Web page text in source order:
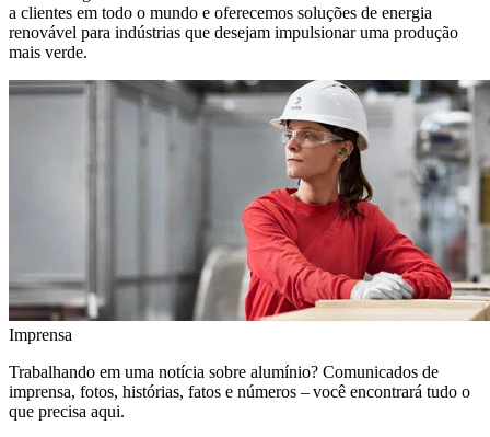
a clientes em todo o mundo e oferecemos soluções de energia
renovável para indústrias que desejam impulsionar uma produção
mais verde.
Imprensa
Trabalhando em uma notícia sobre alumínio? Comunicados de
imprensa, fotos, histórias, fatos e números – você encontrará tudo o
que precisa aqui.